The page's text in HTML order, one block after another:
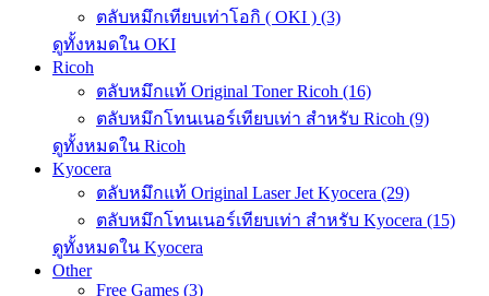
ตลับหมึกเทียบเท่าโอกิ ( OKI ) (3)
ดูทั้งหมดใน OKI
Ricoh
ตลับหมึกแท้ Original Toner Ricoh (16)
ตลับหมึกโทนเนอร์เทียบเท่า สำหรับ Ricoh (9)
ดูทั้งหมดใน Ricoh
Kyocera
ตลับหมึกแท้ Original Laser Jet Kyocera (29)
ตลับหมึกโทนเนอร์เทียบเท่า สำหรับ Kyocera (15)
ดูทั้งหมดใน Kyocera
Other
Free Games (3)